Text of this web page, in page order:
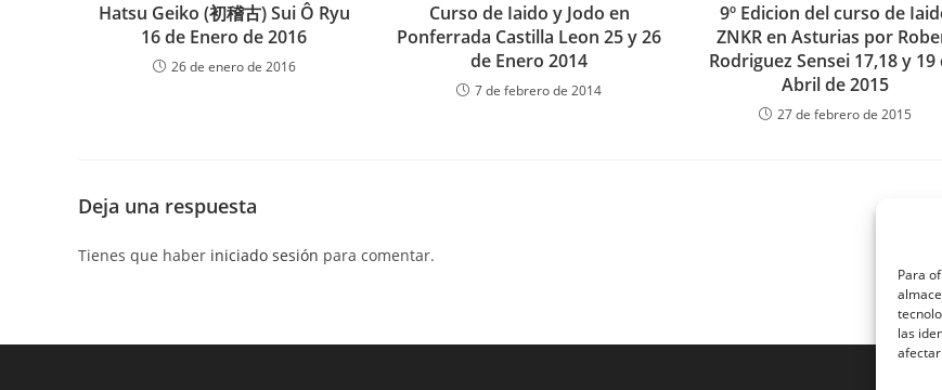
Para
las
Hatsu Geiko (初稽古) Sui Ô Ryu
16 de Enero de 2016
26 de enero de 2016
Curso de Iaido y Jodo en
Ponferrada Castilla Leon 25 y 26
de Enero 2014
7 de febrero de 2014
9º Edicion del curso de
ZNKR en Asturias por
Rodriguez Sensei 17,18 y 19
Abril de 2015
27 de febrero de 2015
Deja una respuesta
Tienes que haber iniciado sesión para comentar.